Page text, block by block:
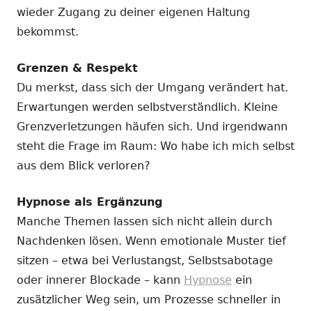
wieder Zugang zu deiner eigenen Haltung
bekommst.
Grenzen & Respekt
Du merkst, dass sich der Umgang verändert hat.
Erwartungen werden selbstverständlich. Kleine
Grenzverletzungen häufen sich. Und irgendwann
steht die Frage im Raum: Wo habe ich mich selbst
aus dem Blick verloren?
Hypnose als Ergänzung
Manche Themen lassen sich nicht allein durch
Nachdenken lösen. Wenn emotionale Muster tief
sitzen – etwa bei Verlustangst, Selbstsabotage
oder innerer Blockade – kann Hypnose ein
zusätzlicher Weg sein, um Prozesse schneller in